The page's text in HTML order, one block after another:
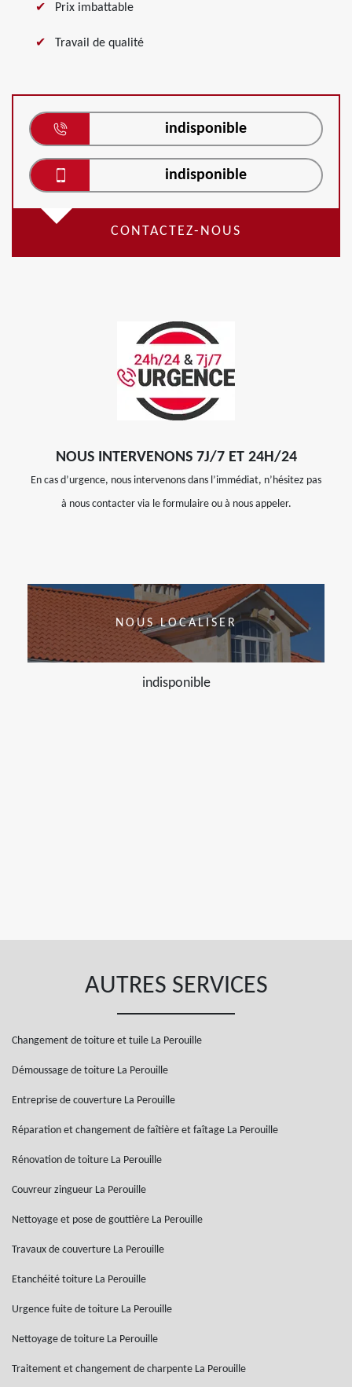
Prix imbattable
Travail de qualité
indisponible
indisponible
CONTACTEZ-NOUS
NOUS INTERVENONS 7J/7 ET 24H/24
En cas d’urgence, nous intervenons dans l’immédiat, n’hésitez pas
à nous contacter via le formulaire ou à nous appeler.
NOUS LOCALISER
indisponible
AUTRES SERVICES
Changement de toiture et tuile La Perouille
Démoussage de toiture La Perouille
Entreprise de couverture La Perouille
Réparation et changement de faîtière et faîtage La Perouille
Rénovation de toiture La Perouille
Couvreur zingueur La Perouille
Nettoyage et pose de gouttière La Perouille
Travaux de couverture La Perouille
Etanchéité toiture La Perouille
Urgence fuite de toiture La Perouille
Nettoyage de toiture La Perouille
Traitement et changement de charpente La Perouille